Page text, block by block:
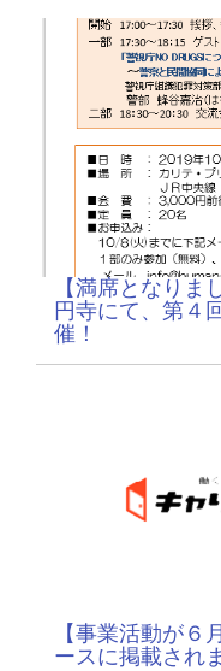
【満席となりま
円寺にて、第４
催！
【事業活動が６
ースに掲載され